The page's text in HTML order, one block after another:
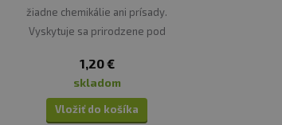
žiadne chemikálie ani prísady.
Vyskytuje sa prirodzene pod
farby.
1,20 €
skladom
Vložiť do košíka